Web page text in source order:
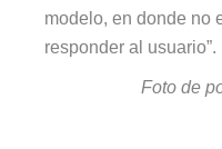
modelo, en donde no
responder al usuario”.
Foto de